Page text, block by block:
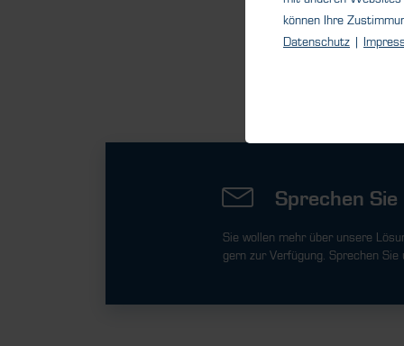
Sprechen
Sie wollen mehr über unsere
gern zur Verfügung. Sprechen
können Ihre
Datenschutz |